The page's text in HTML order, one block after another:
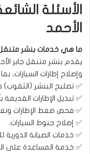
الأسئلة
الأحمد
ما هي خدمات بنشر متنقل
يقدم بنشر متنقل جابر
وإصلاح إطارات السيارات،
✅ تصليح البنشر (الثقوب)
✅ تبديل الإطارات
✅ فحص ضغط الإطارات
✅ إصلاح جنوط السيارات.
✅ خدمات الصيانة الدورية
✅ خدمة المساعدة على